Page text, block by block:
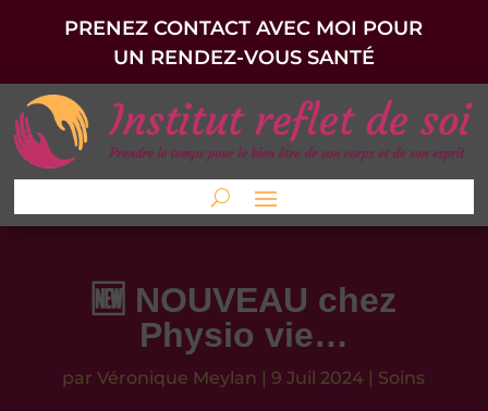
PRENEZ CONTACT AVEC MOI POUR
UN RENDEZ-VOUS SANTÉ
🆕 NOUVEAU chez
Physio vie…
parVéronique Meylan |9 Juil 2024 | Soins